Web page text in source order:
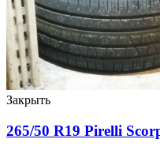
Закрыть
265/50 R19 Pirelli